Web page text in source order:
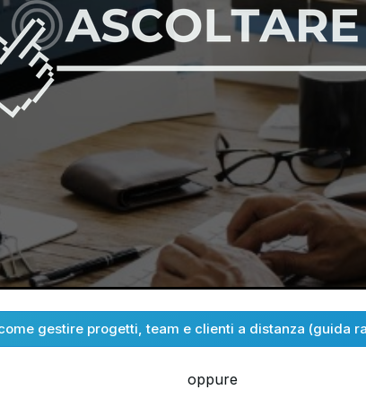
gestire progetti, team e clienti a distanza (guida
oppure